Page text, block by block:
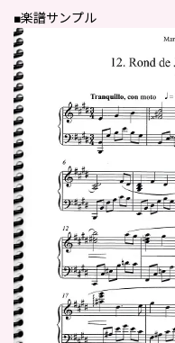
■楽譜サンプル